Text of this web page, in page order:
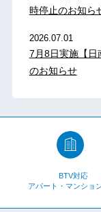
時停止のお知ら
2026.07.01
7月8日実施【日
のお知らせ
BTV対応
アパート・マンショ